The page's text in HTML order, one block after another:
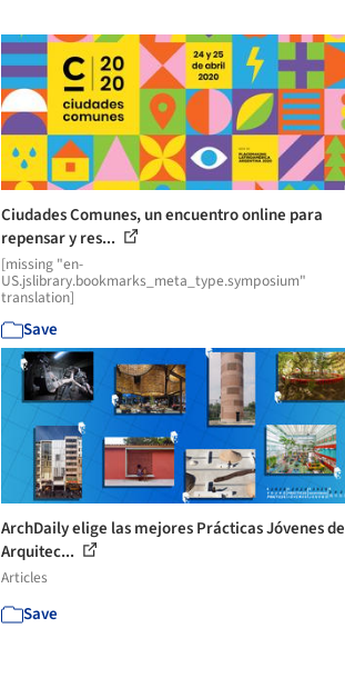
Ciudades Comunes, un encuentro online para
repensar y res...
[missing "en-
US.jslibrary.bookmarks_meta_type.symposium"
translation]
Save
ArchDaily elige las mejores Prácticas Jóvenes de
Arquitec...
Articles
Save